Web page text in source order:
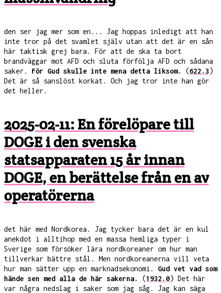
den ser jag mer som en... Jag hoppas inledigt att han
inte tror på det svamlet själv utan att det är en sån
här taktisk grej bara. För att de ska ta bort
brandväggar mot AFD och sluta förfölja AFD och sådana
saker. För Gud skulle inte mena detta liksom. (622.3)
Det är så sanslöst korkat. Och jag tror inte han gör
det heller.
2025-02-11: En förelöpare till
DOGE i den svenska
statsapparaten 15 år innan
DOGE, en berättelse från en av
operatörerna
det här med Nordkorea. Jag tycker bara det är en kul
anekdot i alltihop med en massa hemliga typer i
Sverige som försöker lära nordkoreaner om hur man
tillverkar bättre stål. Men nordkoreanerna vill veta
hur man sätter upp en marknadsekonomi. Gud vet vad som
hände sen med alla de här sakerna.
(1932.0) Det här
var några nedslag i saker som jag såg. Jag kan säga